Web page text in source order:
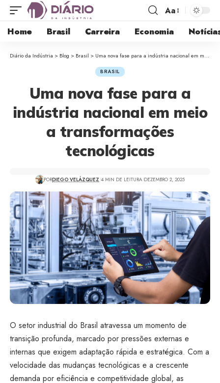
Aa
Home Brasil Carreira Economia
Diário da Indústria > Blog > Brasil > Uma nova fase para a indústria nacional em meio a transformações tecnológicas
BRASIL
Uma nova fase para a
indústria nacional em meio
a transformações
tecnológicas
PORDIEGO VELÁZQUEZ 4 MIN DE LEITURA DEZEMBRO 2, 2025
O setor industrial do Brasil atravessa um momento de
transição profunda, marcado por pressões externas e
internas que exigem adaptação rápida e estratégica. Com a
velocidade das mudanças tecnológicas e a crescente
demanda por eficiência e competitividade global, as